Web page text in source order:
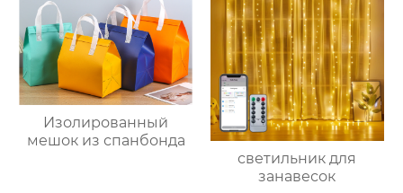
Изолированный
мешок из спанбонда
светильник для
занавесок